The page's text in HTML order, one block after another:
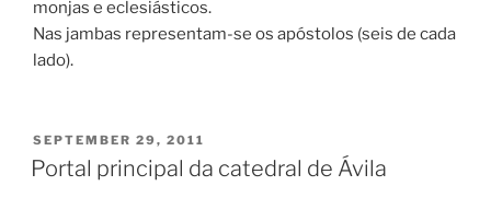
monjas e eclesiásticos.
Nas jambas representam-se os apóstolos (seis de cada
lado).
POSTED
ON
SEPTEMBER 29, 2011
Portal principal da catedral de Ávila